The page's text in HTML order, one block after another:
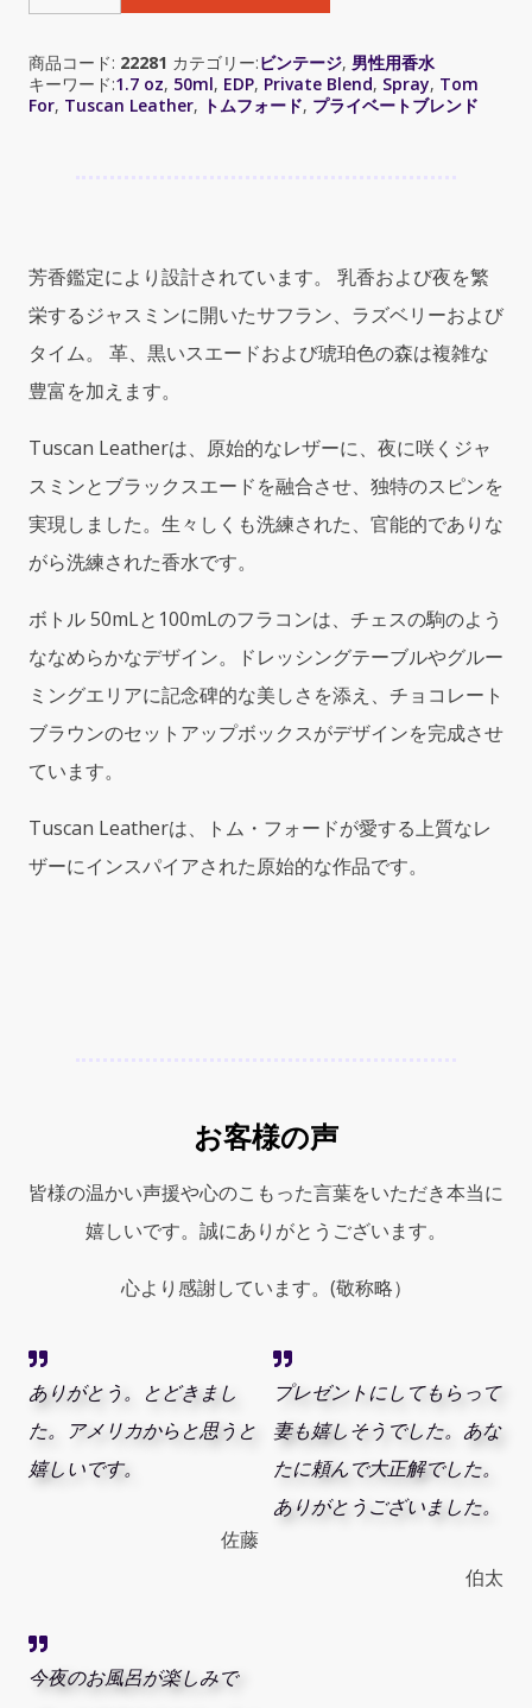
Private
Tuscan
Leather（ト
ム
ラ
イ
ー
ト
レ
ン
ド
ト
ス
ン
ザ
ー）
1.7oz
(50ml)
EDP
quantity
商品コード: 22281 カテゴリー:ビンテージ, 男性用香水
キーワード:1.7 oz, 50ml, EDP, Private Blend, Spray, Tom
For, Tuscan Leather, トムフォード, プライベートブレンド
芳香鑑定により設計されています。 乳香および夜を繁
栄するジャスミンに開いたサフラン、ラズベリーおよび
タイム。 革、黒いスエードおよび琥珀色の森は複雑な
豊富を加えます。
Tuscan Leatherは、原始的なレザーに、夜に咲くジャ
スミンとブラックスエードを融合させ、独特のスピンを
実現しました。生々しくも洗練された、官能的でありな
がら洗練された香水です。
ボトル 50mLと100mLのフラコンは、チェスの駒のよう
ななめらかなデザイン。ドレッシングテーブルやグルー
ミングエリアに記念碑的な美しさを添え、チョコレート
ブラウンのセットアップボックスがデザインを完成させ
ています。
Tuscan Leatherは、トム・フォードが愛する上質なレ
ザーにインスパイアされた原始的な作品です。
お客様の声
皆様の温かい声援や心のこもった言葉をいただき本当に
嬉しいです。誠にありがとうございます。
心より感謝しています。(敬称略）
ありがとう。とどきまし
た。アメリカからと思うと
嬉しいです。
佐藤
プレゼントにしてもらって
妻も嬉しそうでした。あな
たに頼んで大正解でした。
ありがとうございました。
伯太
今夜のお風呂が楽しみで